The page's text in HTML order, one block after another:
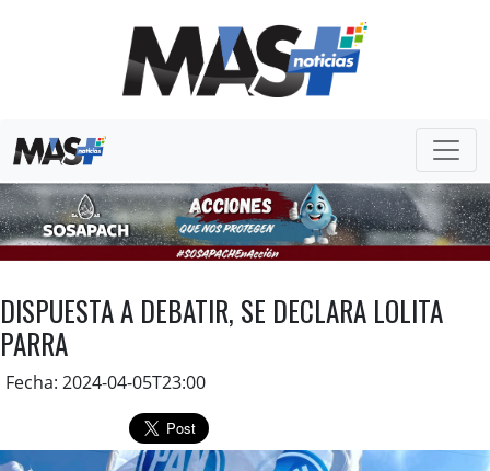
DISPUESTA A DEBATIR, SE DECLARA LOLITA
PARRA
Fecha: 2024-04-05T23:00